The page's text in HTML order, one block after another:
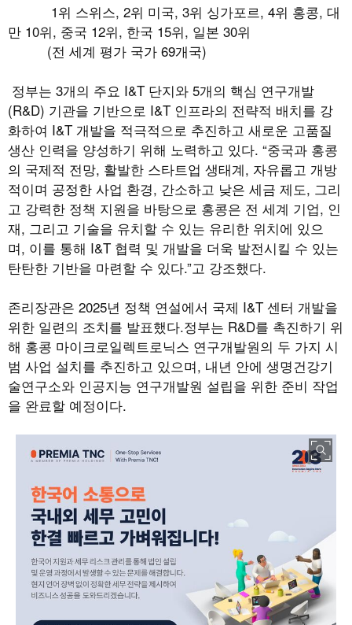
1위 스위스, 2위 미국, 3위 싱가포르, 4위 홍콩, 대
만 10위, 중국 12위, 한국 15위, 일본 30위
(전 세계 평가 국가 69개국)
정부는 3개의 주요 I&T 단지와 5개의 핵심 연구개발
(R&D) 기관을 기반으로 I&T 인프라의 전략적 배치를 강
화하여 I&T 개발을 적극적으로 추진하고 새로운 고품질
생산 인력을 양성하기 위해 노력하고 있다. “중국과 홍콩
의 국제적 전망, 활발한 스타트업 생태계, 자유롭고 개방
적이며 공정한 사업 환경, 간소하고 낮은 세금 제도, 그리
고 강력한 정책 지원을 바탕으로 홍콩은 전 세계 기업, 인
재, 그리고 기술을 유치할 수 있는 유리한 위치에 있으
며, 이를 통해 I&T 협력 및 개발을 더욱 발전시킬 수 있는
탄탄한 기반을 마련할 수 있다.”고 강조했다.
존리장관은 2025년 정책 연설에서 국제 I&T 센터 개발을
위한 일련의 조치를 발표했다.정부는 R&D를 촉진하기 위
해 홍콩 마이크로일렉트로닉스 연구개발원의 두 가지 시
범 사업 설치를 추진하고 있으며, 내년 안에 생명건강기
술연구소와 인공지능 연구개발원 설립을 위한 준비 작업
을 완료할 예정이다.